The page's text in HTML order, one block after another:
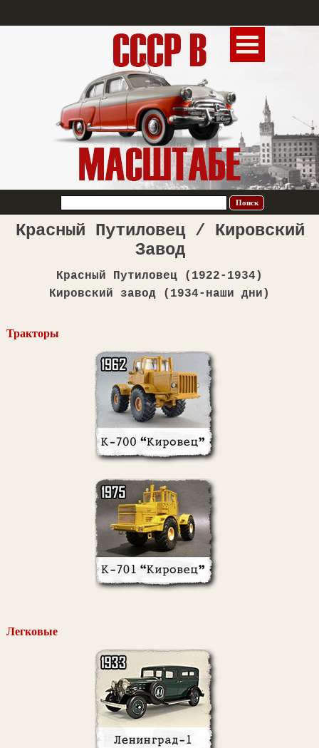
Поиск
Красный Путиловец / Кировский
Завод
Красный Путиловец (1922- 1934 )
Кировский завод (1934-наши дни)
Тракторы
Легковые